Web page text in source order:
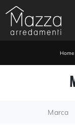
Home
Marca